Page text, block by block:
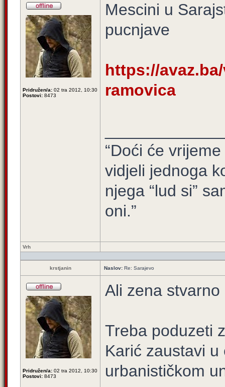
Pridružen/a: 02 tra 2012, 10:30
Postovi: 8473
Mescini u
pucnjave
https://
ramovica
“Doći će
vidjeli jednoga
njega “lud si”
oni.”
Vrh
krstjanin Naslov: Re: Sarajevo
Pridružen/a: 02 tra 2012, 10:30
Postovi: 8473
Ali zena
Treba poduzeti
Karić zaustavi
urbanističkom